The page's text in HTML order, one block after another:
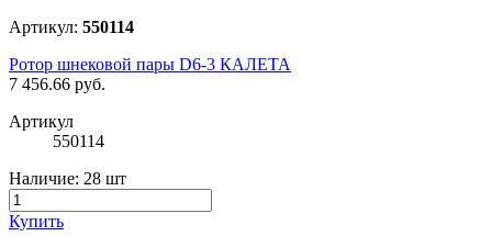
Артикул: 550114
Ротор шнековой пары D6-3 КАЛЕТА
7 456.66 руб.
Артикул
550114
Наличие: 28 шт
Купить